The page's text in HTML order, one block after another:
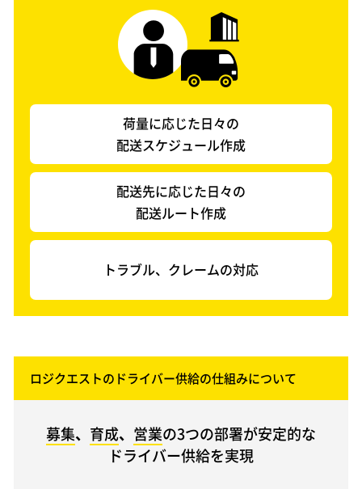
荷量に応じた日々の
配送スケジュール作成
配送先に応じた日々の
配送ルート作成
トラブル、 クレームの対応
ロジクエストのドライバー供給の仕組みについて
募集、 育成、 営業の3つの部署が安定的な
ドライバー供給を実現